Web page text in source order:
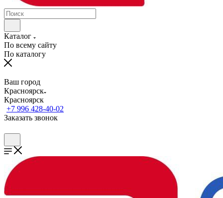
Каталог
По всему сайту
По каталогу
Ваш город
Красноярск
Красноярск
+7 996 428-40-02
Заказать звонок